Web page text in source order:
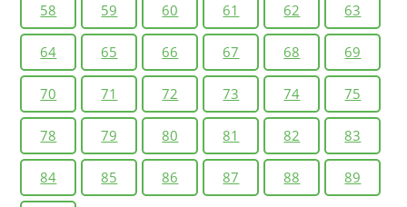
58 59 60 61 62 63
64 65 66 67 68 69
70 71 72 73 74 75
78 79 80 81 82 83
84 85 86 87 88 89